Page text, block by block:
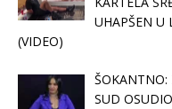
UHAPŠEN U
(VIDEO)
ŠOKANTNO:
SUD